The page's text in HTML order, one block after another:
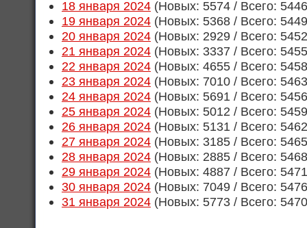
18 января 2024 (Новых: 5574 / Всего:
19 января 2024 (Новых: 5368 / Всего:
20 января 2024 (Новых: 2929 / Всего:
21 января 2024 (Новых: 3337 / Всего:
22 января 2024 (Новых: 4655 / Всего:
23 января 2024 (Новых: 7010 / Всего:
24 января 2024 (Новых: 5691 / Всего:
25 января 2024 (Новых: 5012 / Всего:
26 января 2024 (Новых: 5131 / Всего:
27 января 2024 (Новых: 3185 / Всего:
28 января 2024 (Новых: 2885 / Всего:
29 января 2024 (Новых: 4887 / Всего:
30 января 2024 (Новых: 7049 / Всего:
31 января 2024 (Новых: 5773 / Всего: